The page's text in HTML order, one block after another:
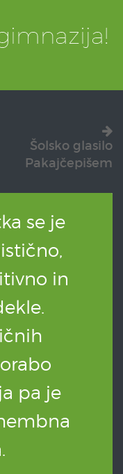
Šolsko glasilo
Pakajčepišem
se je
in
pa je